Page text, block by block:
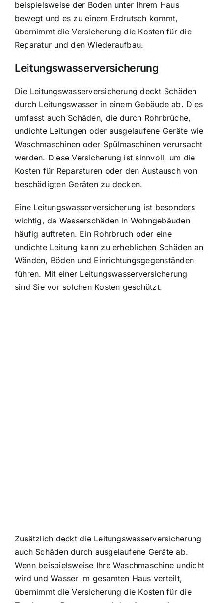
beispielsweise der Boden unter Ihrem Haus
bewegt und es zu einem Erdrutsch kommt,
übernimmt die Versicherung die Kosten für die
Reparatur und den Wiederaufbau.
Leitungswasserversicherung
Die Leitungswasserversicherung deckt Schäden
durch Leitungswasser in einem Gebäudeab. Dies
umfasst auch Schäden, die durch Rohrbrüche,
undichte Leitungen oder ausgelaufene Geräte wie
Waschmaschinen oder Spülmaschinen verursacht
werden. Diese Versicherung ist sinnvoll, um die
Kosten für Reparaturen oder den Austausch von
beschädigten Geräten zu decken.
Eine Leitungswasserversicherung ist besonders
wichtig, da Wasserschäden in Wohngebäuden
häufig auftreten. Ein Rohrbruch oder eine
undichte Leitung kann zu erheblichen Schäden an
Wänden, Böden und Einrichtungsgegenständen
führen. Mit einer Leitungswasserversicherung
sind Sie vor solchen Kosten geschützt.
Zusätzlich deckt die Leitungswasserversicherung
auch Schäden durch ausgelaufene Geräte ab.
Wenn beispielsweise Ihre Waschmaschine undicht
wird und Wasser im gesamten Haus verteilt,
übernimmt die Versicherung die Kosten für die